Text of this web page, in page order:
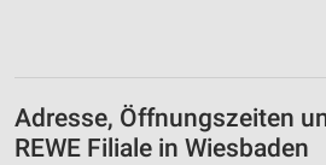
Adresse, Öffnungszeiten
REWE Filiale in Wiesbaden